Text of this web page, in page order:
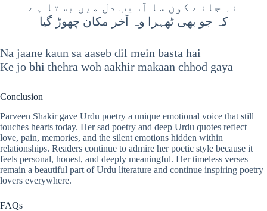
نہ جانے کون سا آسیب دل میں بستا ہے
کہ جو بھی ٹھہرا وہ آخر مکان چھوڑ گیا
Na jaane kaun sa aaseb dil mein basta hai
Ke jo bhi thehra woh aakhir makaan chhod gaya
Conclusion
Parveen Shakir gave Urdu poetry a unique emotional voice that still
touches hearts today. Her sad poetry and deep Urdu quotes reflect
love, pain, memories, and the silent emotions hidden within
relationships. Readers continue to admire her poetic style because it
feels personal, honest, and deeply meaningful. Her timeless verses
remain a beautiful part of Urdu literature and continue inspiring poetry
lovers everywhere.
FAQs